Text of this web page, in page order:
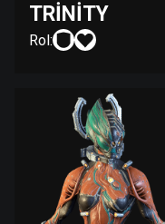
TRINITY
Rol: